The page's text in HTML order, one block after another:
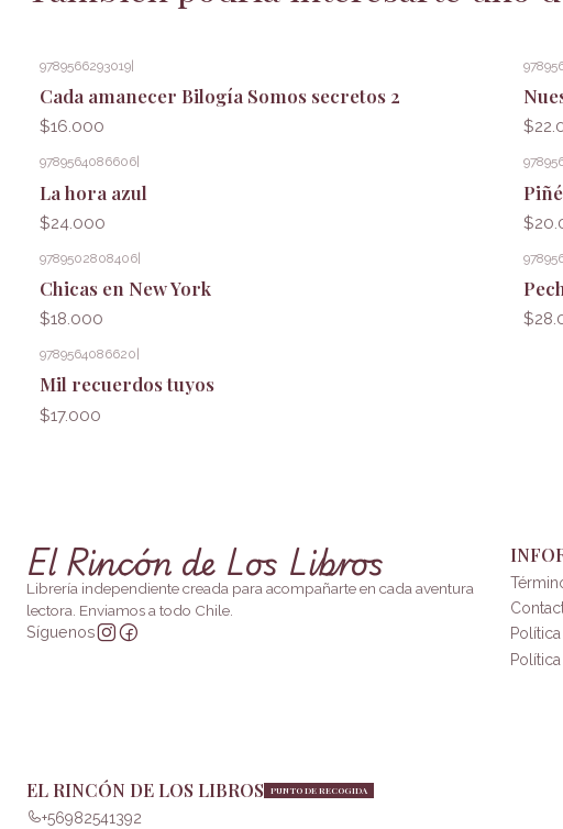
9789566293019
Cada amanecer Bilogía Somos secretos 2
$16.000
9789564086606
La hora azul
$24.000
9789502808406|
Chicas en New York
$18.000
9789564086620
Mil recuerdos tuyos
$17.000
El Rincón de Los Libros
Librería independiente creada para acompañarte en cada aventura
lectora. Enviamos a todo Chile.
Síguenos
EL RINCÓN DE LOS LIBROS PUNTO DE RECOGIDA
+56982541392